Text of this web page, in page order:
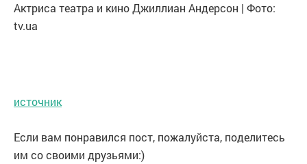
Актриса театра и кино Джиллиан Андерсон | Фото:
tv.ua
источник
Если вам понравился пост, пожалуйста, поделитесь
им со своими друзьями:)